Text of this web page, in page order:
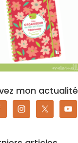
mon actualité